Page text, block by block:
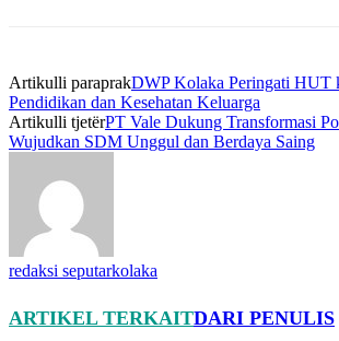
Artikulli paraprakDWP Kolaka Peringati HUT
Pendidikan dan Kesehatan Keluarga
Artikulli tjetërPT Vale Dukung Transformasi
Wujudkan SDM Unggul dan Berdaya Saing
redaksi seputarkolaka
ARTIKEL TERKAITDARI PENULIS